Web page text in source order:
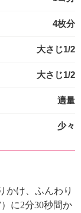
4枚分
大さじ1/2
大さじ1/2
適量
少々
かけ、ふんわり
に2分30秒間か